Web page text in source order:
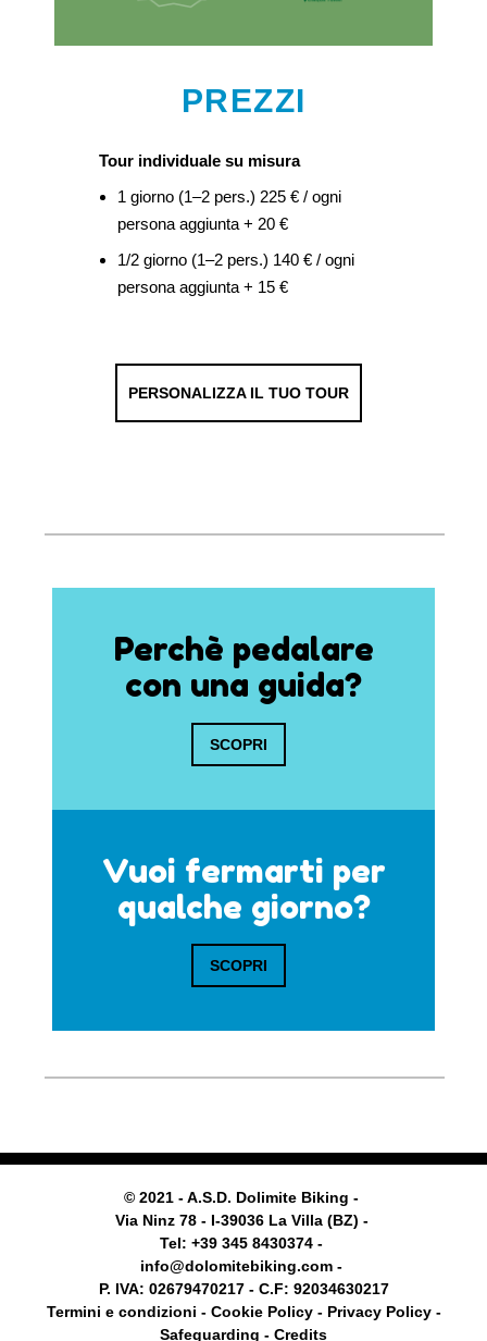
PREZZI
Tour individuale su misura
1 giorno (1–2 pers.) 225 € / ogni
persona aggiunta + 20 €
1/2 giorno (1–2 pers.) 140 € / ogni
persona aggiunta + 15 €
PERSONALIZZA IL TUO TOUR
Perchè pedalare
con una guida?
SCOPRI
Vuoi fermarti per
qualche giorno?
SCOPRI
© 2021 - A.S.D. Dolimite Biking -
Via Ninz 78 - I-39036 La Villa (BZ) -
Tel: +39 345 8430374 -
info@dolomitebiking.com -
P. IVA: 02679470217 - C.F: 92034630217
Termini e condizioni - Cookie Policy- Privacy Policy -
Safeguarding - Credits